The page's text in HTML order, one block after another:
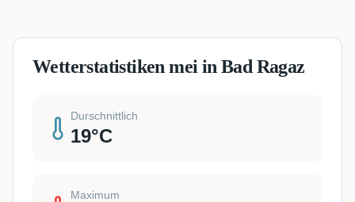
Wetterstatistiken mei in Bad Ragaz
Durschnittlich
19°C
Maximum